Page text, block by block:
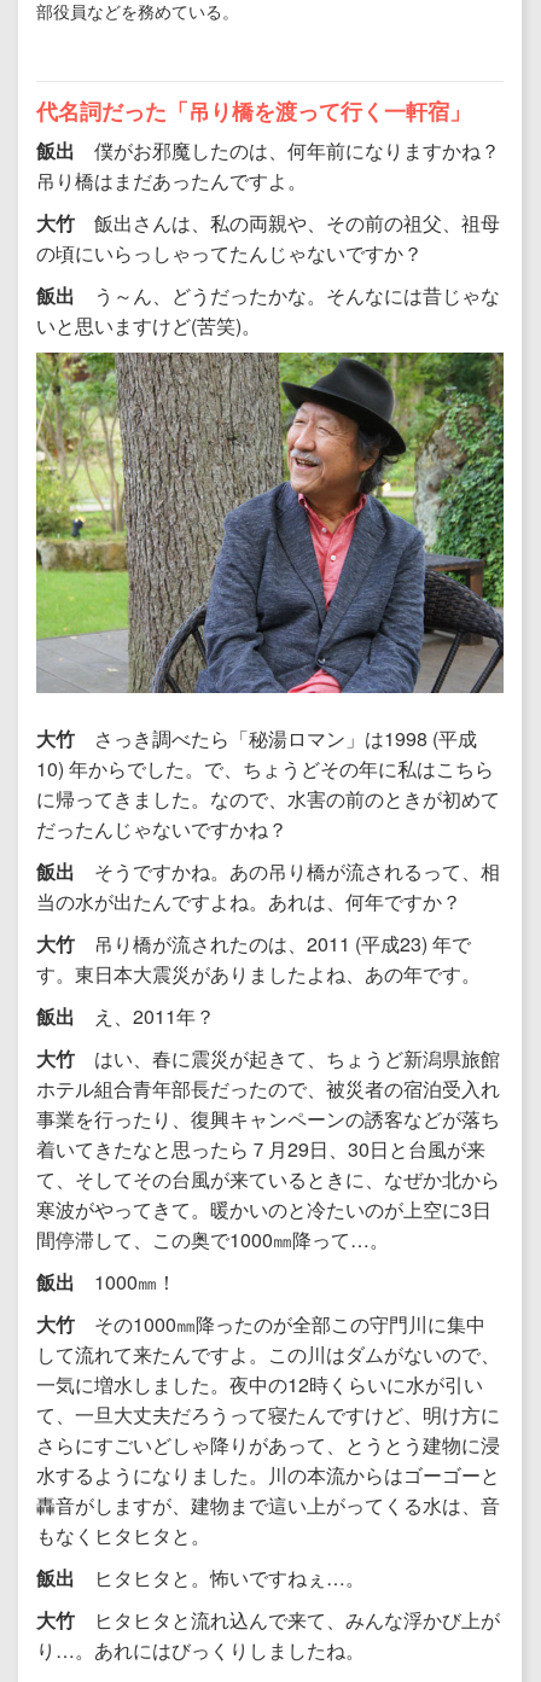
部役員などを務めている。
代名詞だった「吊り橋を渡って行く一軒宿」
飯出 僕がお邪魔したのは、何年前になりますかね？
吊り橋はまだあったんですよ。
大竹 飯出さんは、私の両親や、その前の祖父、祖母
の頃にいらっしゃってたんじゃないですか？
飯出 う～ん、どうだったかな。そんなには昔じゃな
いと思いますけど(苦笑)。
大竹 さっき調べたら「秘湯ロマン」は1998 (平成
10) 年からでした。で、ちょうどその年に私はこちら
に帰ってきました。なので、水害の前のときが初めて
だったんじゃないですかね？
飯出 そうですかね。あの吊り橋が流されるって、相
当の水が出たんですよね。あれは、何年ですか？
大竹 吊り橋が流されたのは、2011 (平成23) 年で
す。東日本大震災がありましたよね、あの年です。
飯出 え、2011年？
大竹 はい、春に震災が起きて、ちょうど新潟県旅館
ホテル組合青年部長だったので、被災者の宿泊受入れ
事業を行ったり、復興キャンペーンの誘客などが落ち
着いてきたなと思ったら７月29日、30日と台風が来
て、そしてその台風が来ているときに、なぜか北から
寒波がやってきて。暖かいのと冷たいのが上空に3日
間停滞して、この奥で1000㎜降って…。
飯出 1000㎜！
大竹 その1000㎜降ったのが全部この守門川に集中
して流れて来たんですよ。この川はダムがないので、
一気に増水しました。夜中の12時くらいに水が引い
て、一旦大丈夫だろうって寝たんですけど、明け方に
さらにすごいどしゃ降りがあって、とうとう建物に浸
水するようになりました。川の本流からはゴーゴーと
轟音がしますが、建物まで這い上がってくる水は、音
もなくヒタヒタと。
飯出 ヒタヒタと。怖いですねぇ…。
大竹 ヒタヒタと流れ込んで来て、みんな浮かび上が
り…。あれにはびっくりしましたね。